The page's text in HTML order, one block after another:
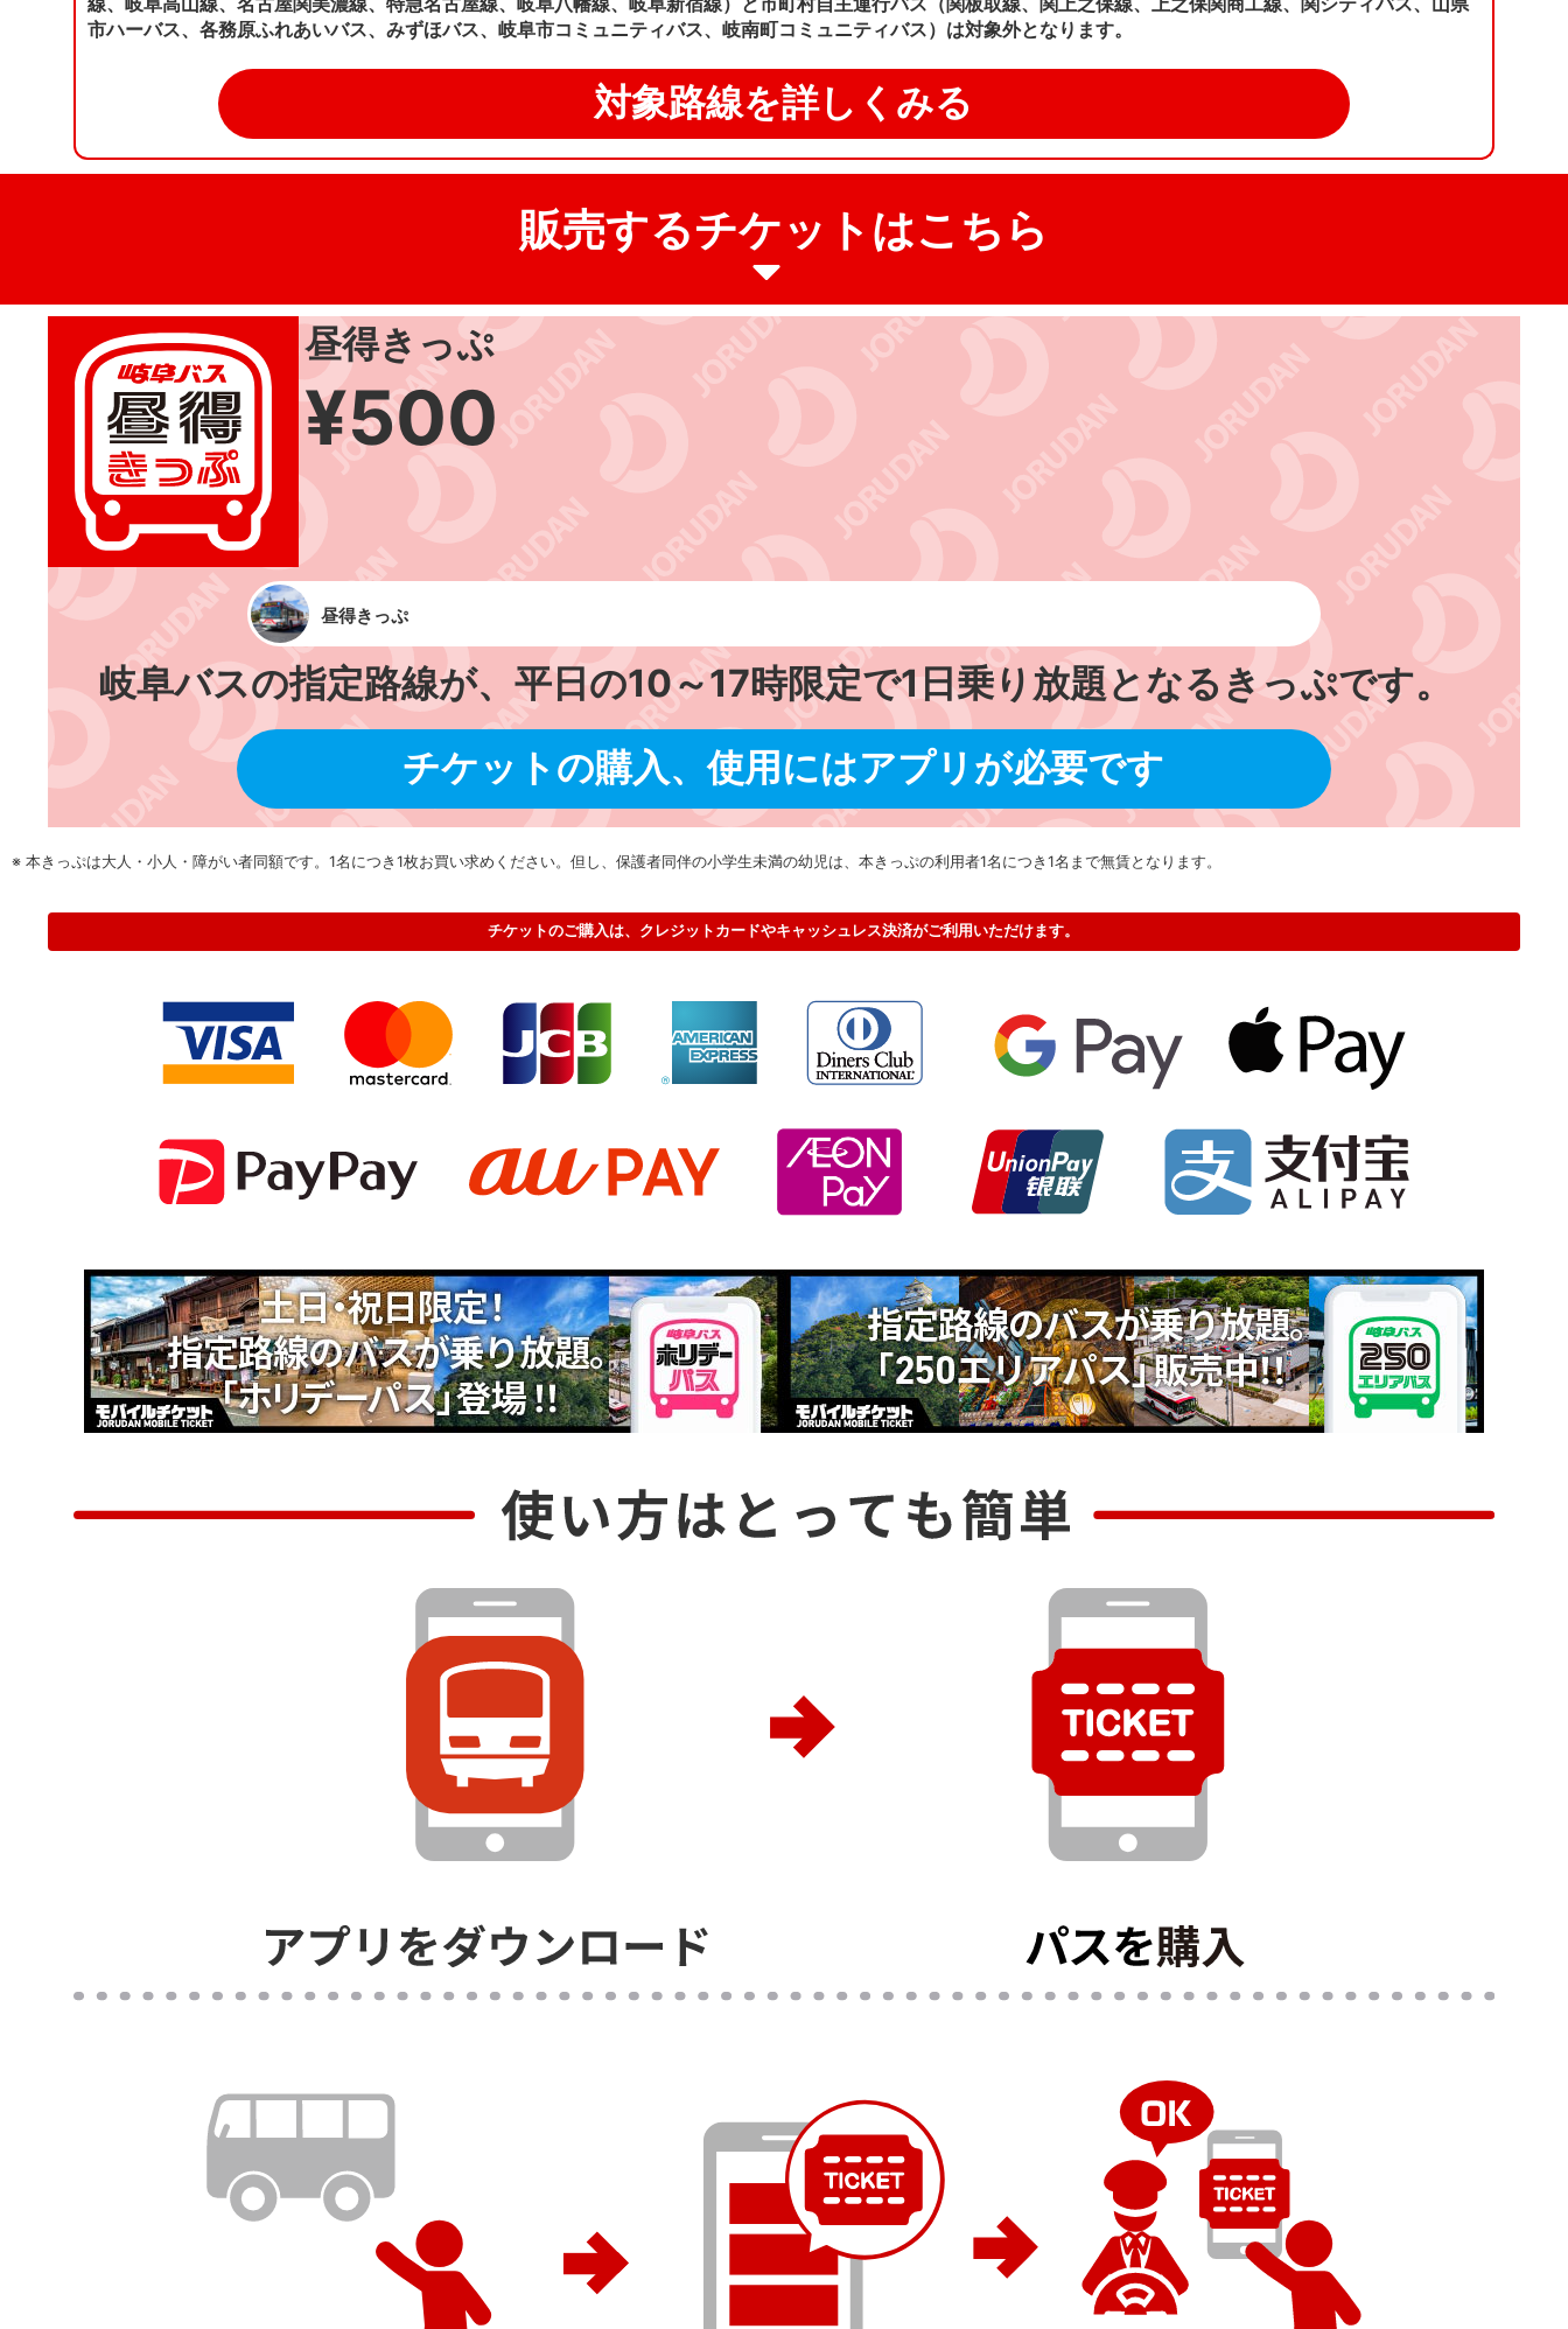
市ハーバス、各務原ふれあいバス、みずほバス、岐阜市コミュニティバス、岐南町コミュニティバス）は対象外となります。
対象路線を詳しくみる
販売するチケットはこちら
昼得きっぷ
¥500
昼得きっぷ
岐阜バスの指定路線が、平日の10～17時限定で1日乗り放題となるきっぷです。
チケットの購入、使用にはアプリが必要です
※ 本きっぷは大人・小人・障がい者同額です。1名につき1枚お買い求めください。但し、保護者同伴の小学生未満の幼児は、本きっぷの利用者1名につき1名まで無賃となります。
チケットのご購入は、クレジットカードやキャッシュレス決済がご利用いただけます。